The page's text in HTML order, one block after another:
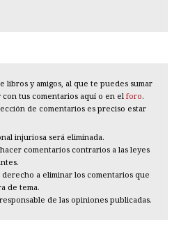
libros y amigos, al que te puedes sumar
tus comentarios aquí o en el foro.
de comentarios es preciso estar
injuriosa será eliminada.
comentarios contrarios a las leyes
derecho a eliminar los comentarios que
de tema.
de las opiniones publicadas.